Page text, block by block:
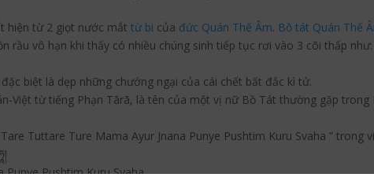
hiện từ 2 giọt nước mắttừ bi của đức Quán Thế Âm. Bồ tát Quán Thế
rầu vô hạn khi thấy có nhiều chúng sinh tiếp tục rơi vào 3 cõi thấp
biệt là dẹp những chướng ngại của cái chết bất đắc kì tử.
Việt từ tiếng Phạn Tārā, là tên của một vị nữ Bồ Tát thường gặp trong
Tuttare Ture Mama Ayur Jnana Punye Pushtim Kuru Svaha ” trong
Pushtim Kuru Svaha